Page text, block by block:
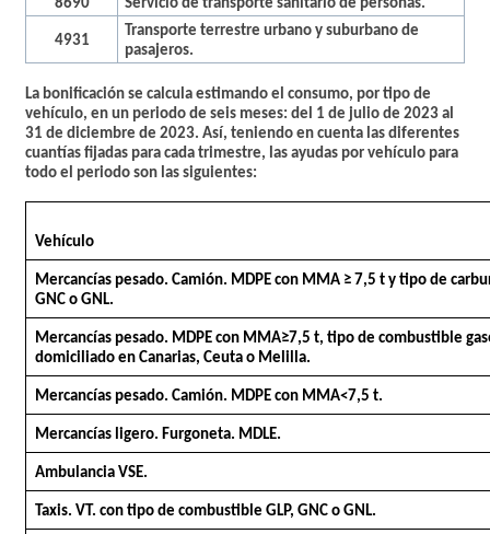
8690
Servicio de transporte sanitario de personas.
4931
Transporte terrestre urbano y suburbano de
pasajeros.
La bonificación se calcula estimando el consumo, por tipo de
vehículo, en un periodo de seis meses: del 1 de julio de 2023 al
31 de diciembre de 2023. Así, teniendo en cuenta las diferentes
cuantías fijadas para cada trimestre, las ayudas por vehículo para
todo el periodo son las siguientes:
Vehículo
Mercancías pesado. Camión. MDPE con MMA ≥ 7,5 t y tipo de
GNC o GNL.
Mercancías pesado. MDPE con MMA≥7,5 t, tipo de combustible
domiciliado en Canarias, Ceuta o Melilla.
Mercancías pesado. Camión. MDPE con MMA<7,5 t.
Mercancías ligero. Furgoneta. MDLE.
Ambulancia VSE.
Taxis. VT. con tipo de combustible GLP, GNC o GNL.